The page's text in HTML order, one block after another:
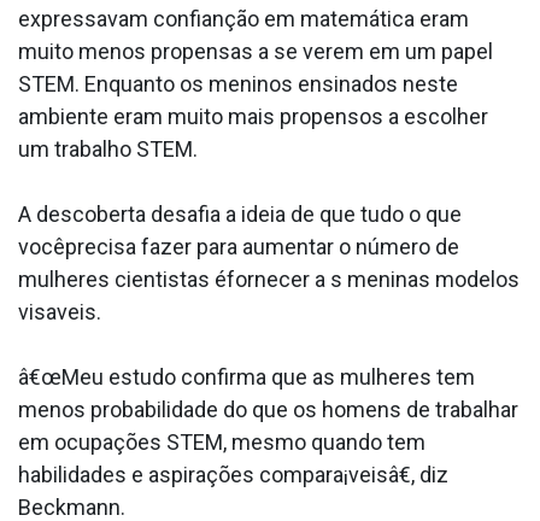
expressavam confianção em matemática eram
muito menos propensas a se verem em um papel
STEM. Enquanto os meninos ensinados neste
ambiente eram muito mais propensos a escolher
um trabalho STEM.
A descoberta desafia a ideia de que tudo o que
vocêprecisa fazer para aumentar o número de
mulheres cientistas éfornecer a s meninas modelos
visa­veis.
â€œMeu estudo confirma que as mulheres tem
menos probabilidade do que os homens de trabalhar
em ocupações STEM, mesmo quando tem
habilidades e aspirações compara¡veisâ€, diz
Beckmann.